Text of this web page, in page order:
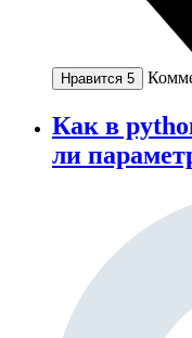
Нравится 5
Как в
ли